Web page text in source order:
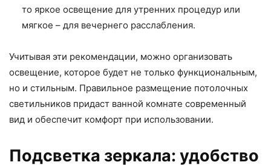
то яркое освещение для утренних процедур или
мягкое – для вечернего расслабления.
Учитывая эти рекомендации, можно организовать
освещение, которое будет не только функциональным,
но и стильным. Правильное размещение потолочных
светильников придаст ванной комнате современный
вид и обеспечит комфорт при использовании.
Подсветка зеркала: удобство